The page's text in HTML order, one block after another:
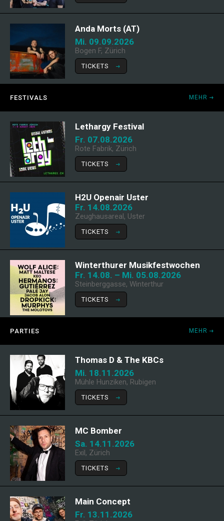
Anda Morts (AT)
Mi. 09.09.2026
Bogen F, Zürich
TICKETS
FESTIVALS MEHR
Lethargy Festival
Fr. 07.08.2026
Rote Fabrik, Zürich
TICKETS
H2U Openair Uster
Fr. 14.08.2026
Zeughausareal, Uster
TICKETS
Winterthurer Musikfestwochen
Fr. 14.08. – Mi. 05.08.2026
Steinberggasse, Winterthur
TICKETS
PARTIES MEHR
Thomas D & The KBCs
Mi. 18.11.2026
Mühle Hunziken, Rubigen
TICKETS
MC Bomber
Sa. 14.11.2026
Exil, Zürich
TICKETS
Main Concept
Fr. 13.11.2026